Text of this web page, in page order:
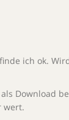
ich ok.
Download
wert.